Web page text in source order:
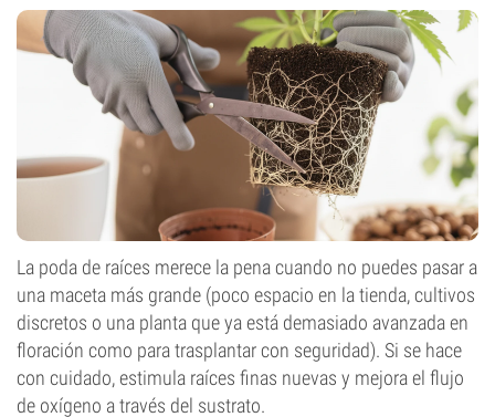
La poda de raíces merece la pena cuando no puedes pasar a
una maceta más grande (poco espacio en la tienda, cultivos
discretos o una planta que ya está demasiado avanzada en
floración como para trasplantar con seguridad). Si se hace
con cuidado, estimula raíces finas nuevas y mejora el flujo
de oxígeno a través del sustrato.